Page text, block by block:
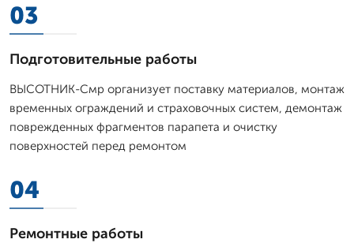
03
Подготовительные работы
ВЫСОТНИК-Смр организует поставку материалов, монтаж
временных ограждений и страховочных систем, демонтаж
поврежденных фрагментов парапета и очистку
поверхностей перед ремонтом
04
Ремонтные работы